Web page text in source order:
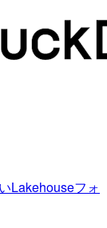
Lakehouseフォ